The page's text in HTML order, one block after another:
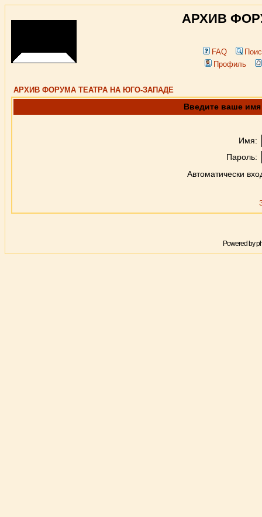
АРХИВ
FAQ
Профиль
АРХИВ ФОРУМА ТЕАТРА НА ЮГО-ЗАПАДЕ
Введите ваше
Имя:
Пароль:
Автоматически
Powered by